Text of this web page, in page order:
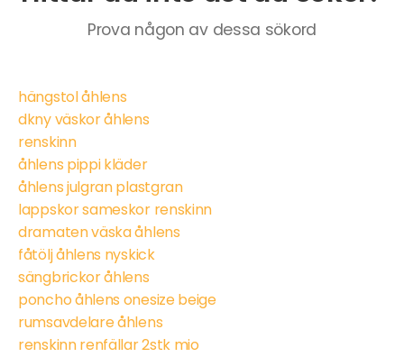
Prova någon av dessa sökord
hängstol åhlens
dkny väskor åhlens
renskinn
åhlens pippi kläder
åhlens julgran plastgran
lappskor sameskor renskinn
dramaten väska åhlens
fåtölj åhlens nyskick
sängbrickor åhlens
poncho åhlens onesize beige
rumsavdelare åhlens
renskinn renfällar 2stk mio